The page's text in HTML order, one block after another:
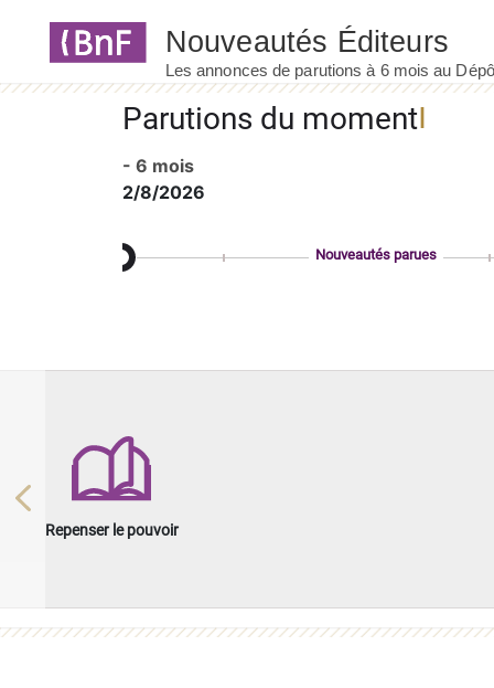
Parutions du moment
- 6 mois
2/8/2026
Nouveautés parues
Repenser le pouvoir
Previous